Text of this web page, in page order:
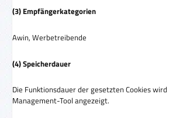
(3) Empfängerkategorien
Awin, Werbetreibende
(4) Speicherdauer
Die Funktionsdauer der gesetzten Cookies
Management-Tool angezeigt.